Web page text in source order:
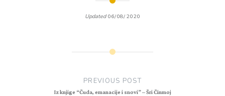
Updated06/08/2020
PREVIOUS POST
Iz knjige “Čuda, emanacije i snovi” – Šri Činmoj